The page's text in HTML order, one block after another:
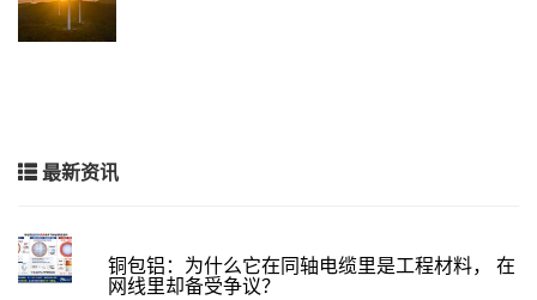
最新资讯
铜包铝：为什么它在同轴电缆里是工程材料， 在
网线里却备受争议？